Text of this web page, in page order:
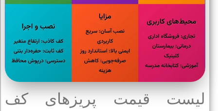
لیست قیمت پریزهای کف